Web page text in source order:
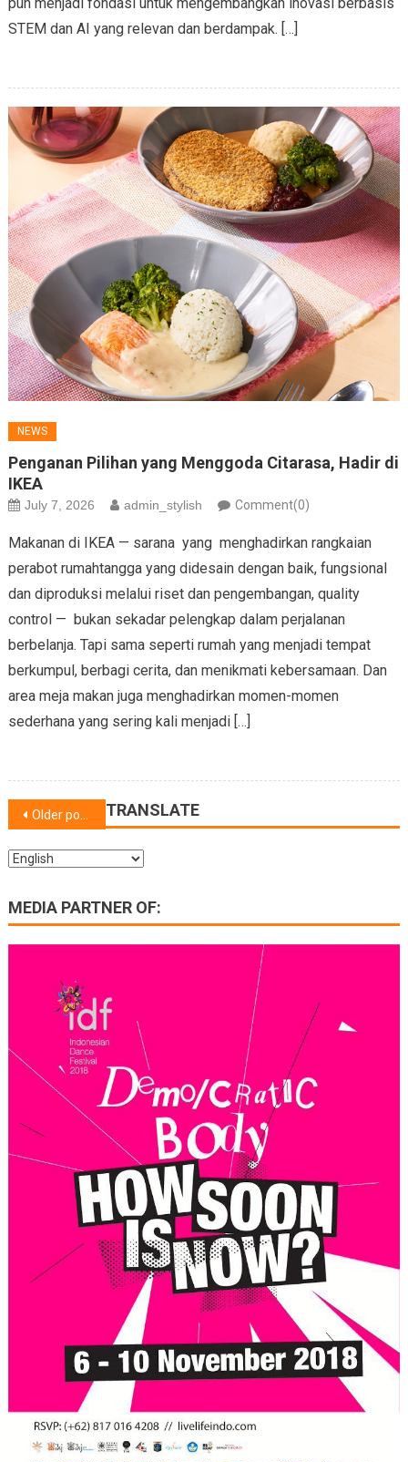
pun menjadi fondasi untuk mengembangkan inovasi berbasis
STEM dan AI yang relevan dan berdampak. […]
NEWS
Penganan Pilihan yang Menggoda Citarasa, Hadir di
IKEA
July 7, 2026 admin_stylish Comment(0)
Makanan di IKEA — sarana yang menghadirkan rangkaian
perabot rumahtangga yang didesain dengan baik, fungsional
dan diproduksi melalui riset dan pengembangan, quality
control — bukan sekadar pelengkap dalam perjalanan
berbelanja. Tapi sama seperti rumah yang menjadi tempat
berkumpul, berbagi cerita, dan menikmati kebersamaan. Dan
area meja makan juga menghadirkan momen-momen
sederhana yang sering kali menjadi […]
Posts
navigation
Older posts TRANSLATE
MEDIA PARTNER OF: